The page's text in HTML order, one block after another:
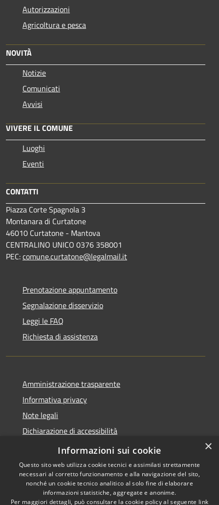
Autorizzazioni
Agricoltura e pesca
NOVITÀ
Notizie
Comunicati
Avvisi
VIVERE IL COMUNE
Luoghi
Eventi
CONTATTI
Piazza Corte Spagnola 3
Montanara di Curtatone
46010 Curtatone - Mantova
CENTRALINO UNICO 0376 358001
PEC:comune.curtatone@legalmail.it
Prenotazione appuntamento
Segnalazione disservizio
Leggi le FAQ
Richiesta di assistenza
Amministrazione trasparente
Informativa privacy
Note legali
Dichiarazione di accessibilità
Meccanismo di Feedback
Copyright © 2026 • Comune di
×
Informazioni sui cookie
Questo sito web utilizza cookie tecnici e assimilati strettamente
necessari al corretto funzionamento e alla navigazione del sito,
nonché un cookie tecnico analitico al solo fine di elaborare
informazioni statistiche, aggregate e anonime.
Per maggiori dettagli, può consultare la cookie policy al seguente link